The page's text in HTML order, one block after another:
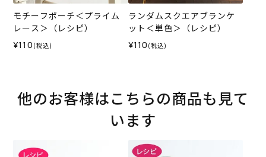
モチーフポーチ＜プライム
レース＞（レシピ）
¥110 (税込)
ランダムスクエアブランケ
ット＜単色＞（レシピ）
¥110 (税込)
他のお客様はこちらの商品も見て
います